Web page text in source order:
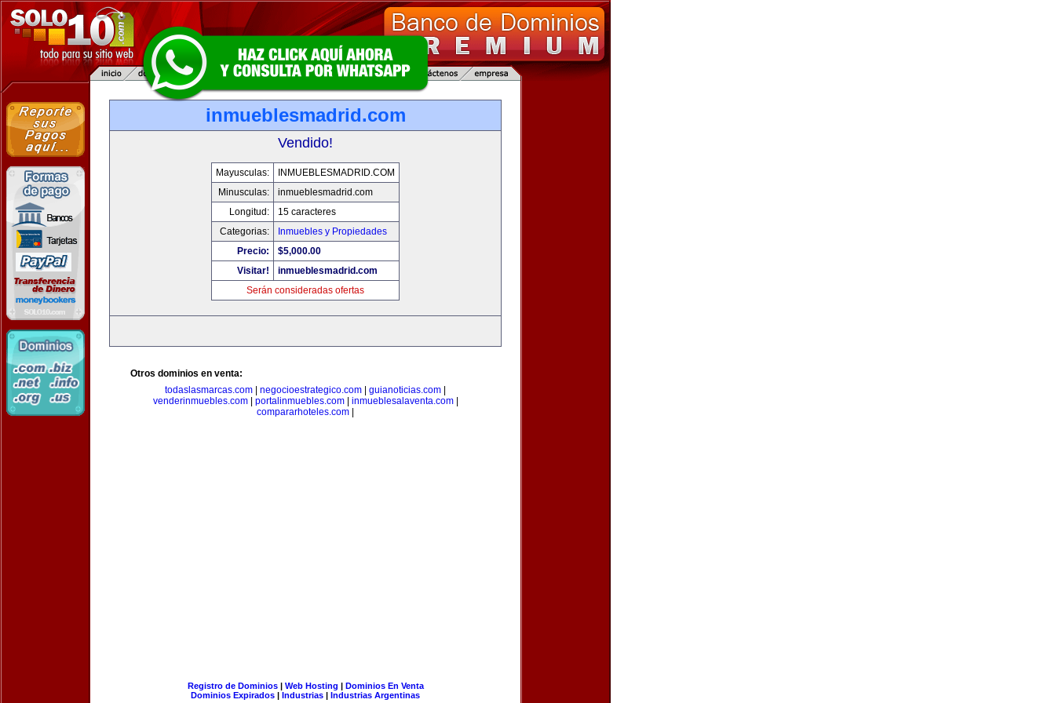
inmueblesmadrid.com
Vendido!
Mayusculas:
INMUEBLESMADRID.COM
Minusculas:
inmueblesmadrid.com
Longitud:
15 caracteres
Categorias:
Inmuebles y Propiedades
Precio:
$5,000.00
Visitar!
inmueblesmadrid.com
Serán consideradas ofertas
Otros dominios en venta:
todaslasmarcas.com
negocioestrategico.com guianoticias.com
venderinmuebles.com| portalinmuebles.com| inmueblesalaventa.com|
compararhoteles.com
Registro de Dominios| Web Hosting | Dominios En Venta
Dominios Expirados | Industrias | Industrias Argentinas